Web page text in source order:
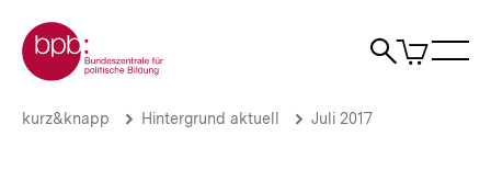
zum
Seiteninhalt
springen
Zur Startseite der bpb
Suche
Artikel
im
Weltbevölkerung
Brotkrümelnavigation
Pfadnavigation
kurz&knapp Hintergrund aktuell Juli 2017